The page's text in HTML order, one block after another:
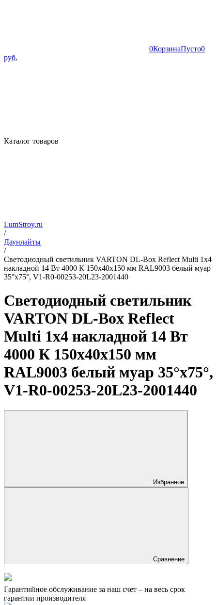
0КорзинаПусто0
руб.
Каталог товаров
LumStroy.ru
/
Даунлайты
/
Светодиодный светильник VARTON DL-Box Reflect Multi 1x4
накладной 14 Вт 4000 К 150х40х150 мм RAL9003 белый муар
35°x75°, V1-R0-00253-20L23-2001440
Светодиодный светильник
VARTON DL-Box Reflect
Multi 1x4 накладной 14 Вт
4000 К 150х40х150 мм
RAL9003 белый муар 35°x75°,
V1-R0-00253-20L23-2001440
Избранное
Сравнение
Гарантийное обслуживание за наш счет – на весь срок
гарантии производителя